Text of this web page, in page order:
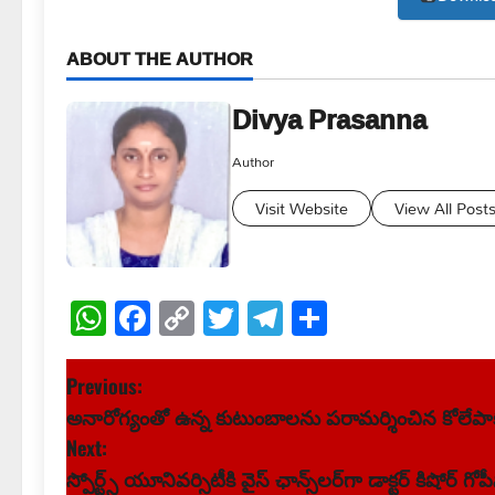
ABOUT THE AUTHOR
Divya Prasanna
Author
Visit Website View All Posts
WhatsApp
Facebook
Copy
Link
TwitterTelegram
P
o
Previous:
అనారోగ్యంతో ఉన్న కుటుంబాలను పరామర్శించిన
Next:
స్పోర్ట్స్ యూనివర్సిటీకి వైస్ ఛాన్స్‌లర్‌గా డాక్టర్ కిషోర్